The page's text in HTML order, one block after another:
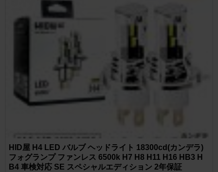
HID屋 H4 LED バルブ ヘッドライト 18300cd(カンデラ)
フォグランプ ファンレス 6500k H7 H8 H11 H16 HB3 H
B4 車検対応 SE スペシャルエディション 2年保証